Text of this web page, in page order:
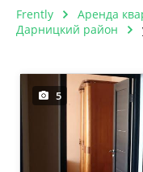
Frently
Аренда
Дарницкий район
5